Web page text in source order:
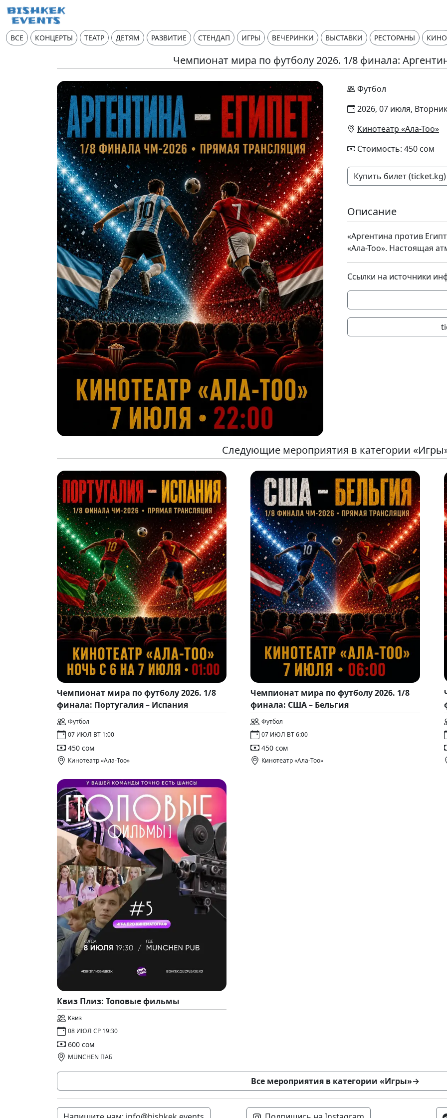
ВСЕ КОНЦЕРТЫ ТЕАТР ДЕТЯМ РАЗВИТИЕ СТЕНДАП ИГРЫ ВЕЧЕРИНКИ ВЫСТАВКИ РЕСТОРАНЫ КИНО
Чемпионат мира по футболу 2026. 1/8 финала:
Футбол
2026, 07 июля,
Кинотеатр «Ала-Тоо»
Стоимость: 450 сом
Купить билет (ticket.kg)
Описание
«Аргентина против
«Ала-Тоо». Настоящая
Ссылки на источники
Следующие мероприятия в категории
Чемпионат мира по футболу 2026. 1/8
финала: Португалия – Испания
Футбол
07 ИЮЛ ВТ 1:00
450 сом
Кинотеатр «Ала-Тоо»
Чемпионат мира по футболу 2026. 1/8
финала: США – Бельгия
Футбол
07 ИЮЛ ВТ 6:00
450 сом
Кинотеатр «Ала-Тоо»
Квиз Плиз: Топовые фильмы
Квиз
08 ИЮЛ СР 19:30
600 сом
MÜNCHEN ПАБ
Все мероприятия в категории «Игры»→